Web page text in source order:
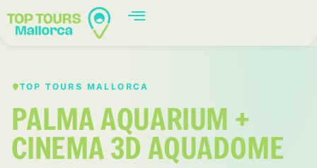
TOP TOURS MALLORCA
PALMA AQUARIUM +
CINEMA 3D AQUADOME